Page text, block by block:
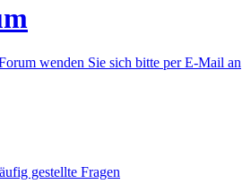
wenden Sie sich bitte per E-Mail an
gestellte Fragen